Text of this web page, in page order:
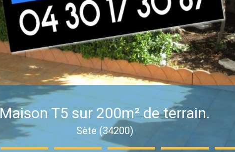
Maison T5 sur 200m² de terrain.
Sète (34200)